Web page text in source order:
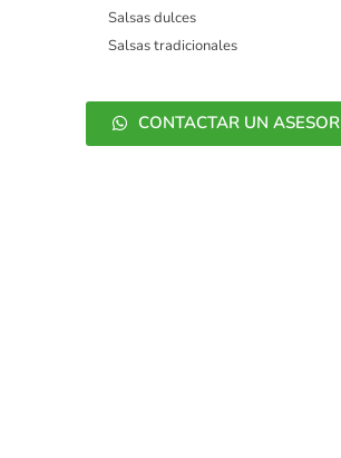
Salsas dulces
Salsas tradicionales
CONTACTAR UN ASESOR